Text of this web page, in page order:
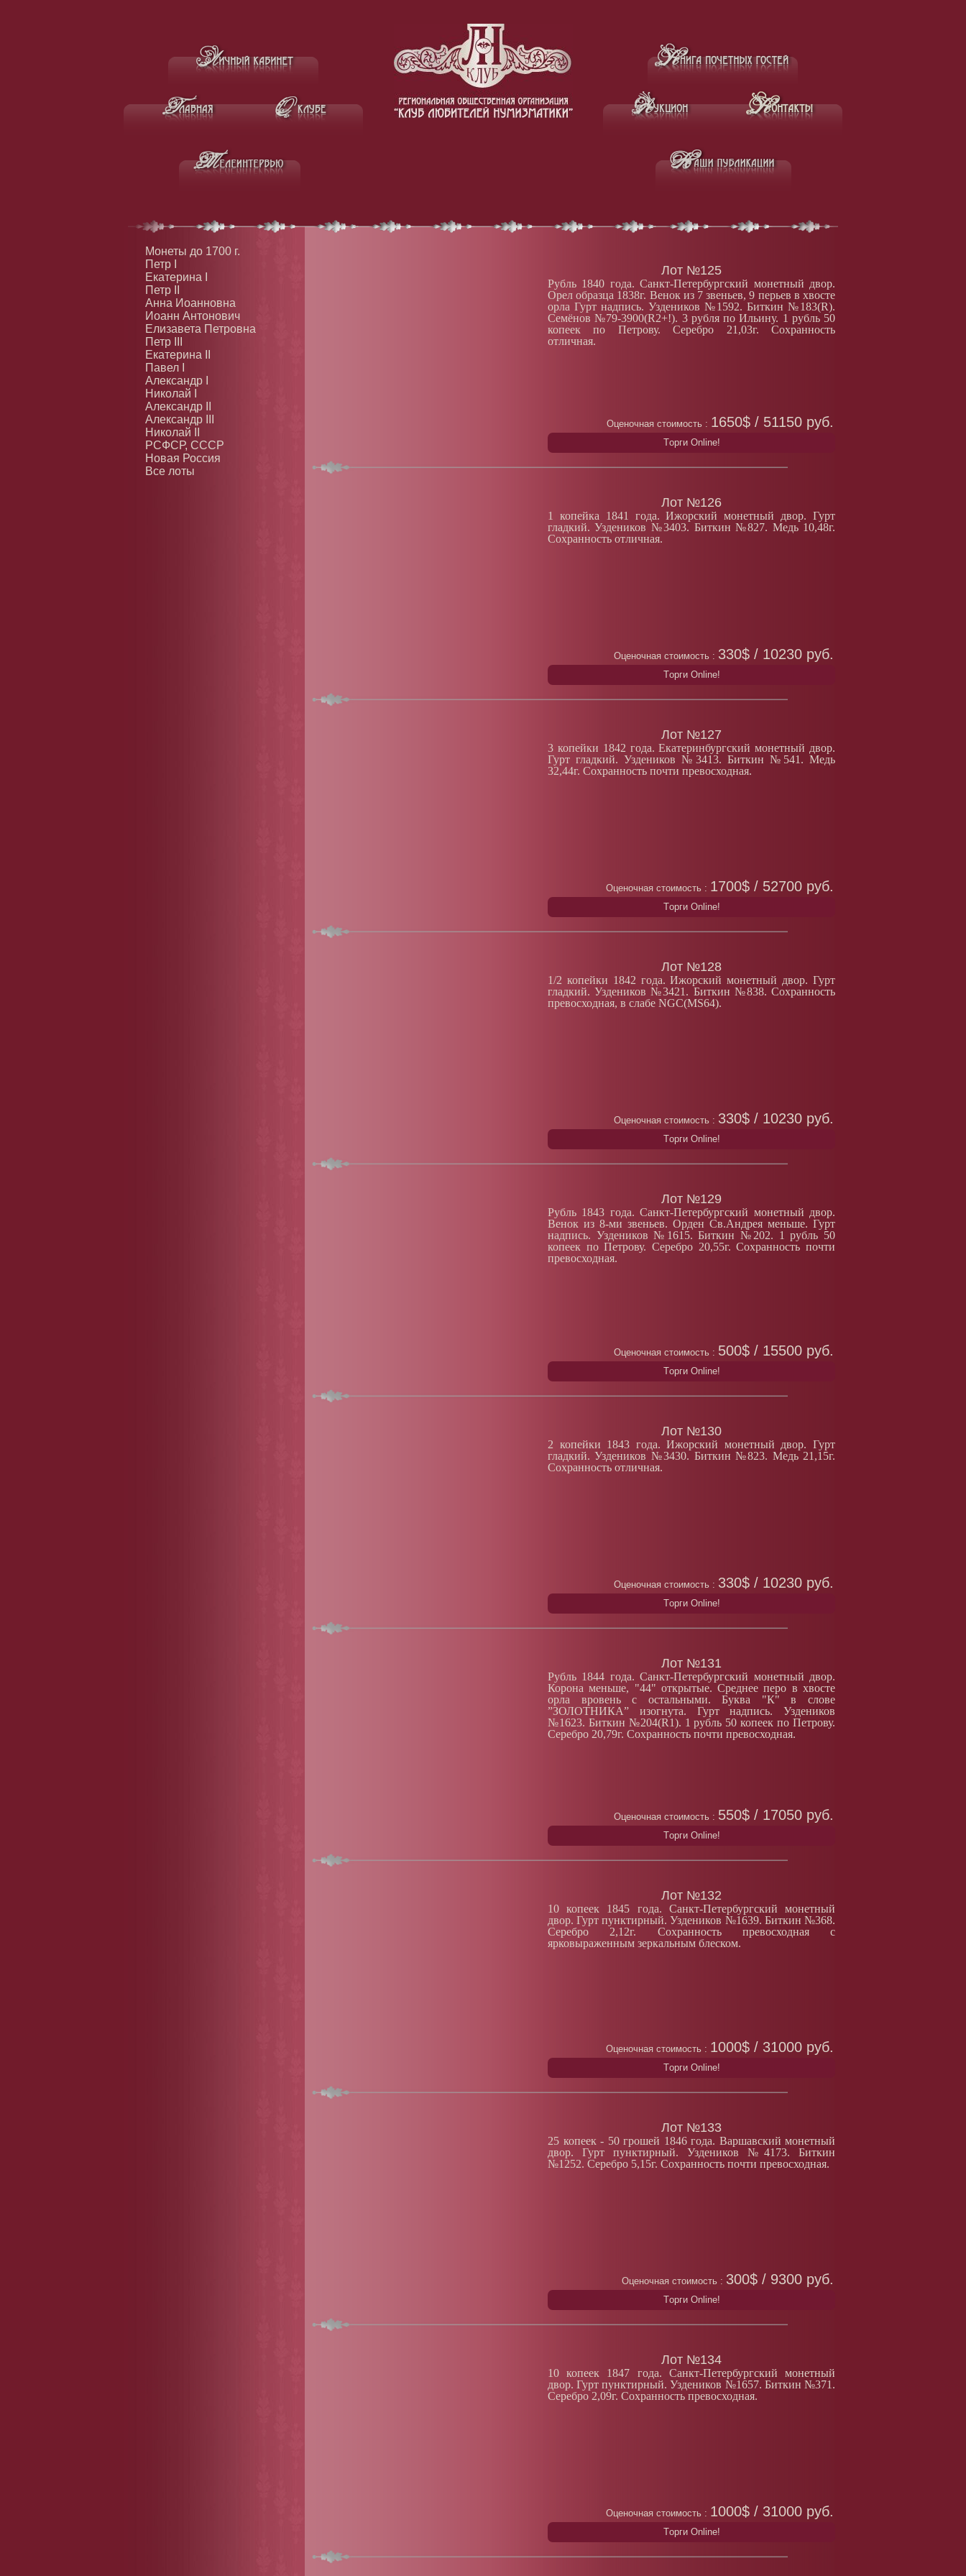
Монеты до 1700 г.
Петр I
Екатерина I
Петр II
Анна Иоанновна
Иоанн Антонович
Елизавета Петровна
Петр III
Екатерина II
Павел I
Александр I
Николай I
Александр II
Александр III
Николай II
РСФСР, СССР
Новая Россия
Все лоты
Лот №125
Рубль 1840 года. Санкт-Петербургский монетный двор.
Орел образца 1838г. Венок из 7 звеньев, 9 перьев в хвосте
орла Гурт надпись. Уздеников №1592. Биткин №183(R).
Семёнов №79-3900(R2+!). 3 рубля по Ильину. 1 рубль 50
копеек по Петрову. Серебро 21,03г. Сохранность
отличная.
Оценочная стоимость : 1650$ / 51150 руб.
Tорги Online!
Лот №126
1 копейка 1841 года. Ижорский монетный двор. Гурт
гладкий. Уздеников №3403. Биткин №827. Медь 10,48г.
Сохранность отличная.
Оценочная стоимость : 330$ / 10230 руб.
Tорги Online!
Лот №127
3 копейки 1842 года. Екатеринбургский монетный двор.
Гурт гладкий. Уздеников №3413. Биткин №541. Медь
32,44г. Сохранность почти превосходная.
Оценочная стоимость : 1700$ / 52700 руб.
Tорги Online!
Лот №128
1/2 копейки 1842 года. Ижорский монетный двор. Гурт
гладкий. Уздеников №3421. Биткин №838. Сохранность
превосходная, в слабе NGC(MS64).
Оценочная стоимость : 330$ / 10230 руб.
Tорги Online!
Лот №129
Рубль 1843 года. Санкт-Петербургский монетный двор.
Венок из 8-ми звеньев. Орден Св.Андрея меньше. Гурт
надпись. Уздеников №1615. Биткин №202. 1 рубль 50
копеек по Петрову. Серебро 20,55г. Сохранность почти
превосходная.
Оценочная стоимость : 500$ / 15500 руб.
Tорги Online!
Лот №130
2 копейки 1843 года. Ижорский монетный двор. Гурт
гладкий. Уздеников №3430. Биткин №823. Медь 21,15г.
Сохранность отличная.
Оценочная стоимость : 330$ / 10230 руб.
Tорги Online!
Лот №131
Рубль 1844 года. Санкт-Петербургский монетный двор.
Корона меньше, "44" открытые. Среднее перо в хвосте
орла вровень с остальными. Буква "К" в слове
”ЗОЛОТНИКА” изогнута. Гурт надпись. Уздеников
№1623. Биткин №204(R1). 1 рубль 50 копеек по Петрову.
Серебро 20,79г. Сохранность почти превосходная.
Оценочная стоимость : 550$ / 17050 руб.
Tорги Online!
Лот №132
10 копеек 1845 года. Санкт-Петербургский монетный
двор. Гурт пунктирный. Уздеников №1639. Биткин №368.
Серебро 2,12г. Сохранность превосходная с
ярковыраженным зеркальным блеском.
Оценочная стоимость : 1000$ / 31000 руб.
Tорги Online!
Лот №133
25 копеек - 50 грошей 1846 года. Варшавский монетный
двор. Гурт пунктирный. Уздеников №4173. Биткин
№1252. Серебро 5,15г. Сохранность почти превосходная.
Оценочная стоимость : 300$ / 9300 руб.
Tорги Online!
Лот №134
10 копеек 1847 года. Санкт-Петербургский монетный
двор. Гурт пунктирный. Уздеников №1657. Биткин №371.
Серебро 2,09г. Сохранность превосходная.
Оценочная стоимость : 1000$ / 31000 руб.
Tорги Online!